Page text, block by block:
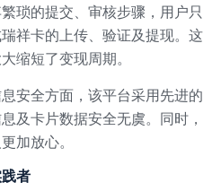
琐的提交、审核步骤，用户只
祥卡的上传、验证及提现。这
缩短了变现周期。
安全方面，该平台采用先进的
及卡片数据安全无虞。同时，
加放心。
者